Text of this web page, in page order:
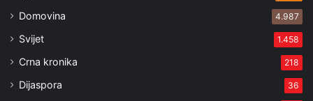
Domovina 4.987
Svijet 1.458
Crna kronika 218
Dijaspora 36